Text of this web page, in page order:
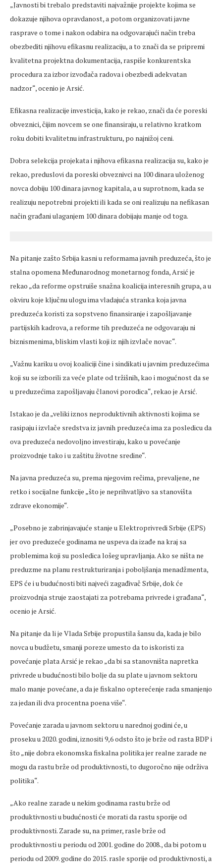
„Javnosti bi trebalo predstaviti najvažnije projekte kojima se
dokazuje njihova opravdanost, a potom organizovati javne
rasprave o tome i nakon odabira na odgovarajući način treba
obezbediti njihovu efikasnu realizaciju, a to znači da se pripremi
kvalitetna projektna dokumentacija, raspiše konkurentska
procedura za izbor izvođača radova i obezbedi adekvatan
nadzor“, ocenio je Arsić.
Efikasna realizacije investicija, kako je rekao, znači da će poreski
obveznici, čijim novcem se one finansiraju, u relativno kratkom
roku dobiti kvalitetnu infrastrukturu, po najnižoj ceni.
Dobra selekcija projekata i njihova efikasna realizacija su, kako je
rekao, preduslovi da poreski obveznivci na 100 dinara uloženog
novca dobiju 100 dinara javnog kapitala, a u suprotnom, kada se
realizuju nepotrebni projekti ili kada se oni realizuju na nefikasan
način građani ulaganjem 100 dinara dobijaju manje od toga.
Na pitanje zašto Srbija kasni u reformama javnih preduzeća, što je
stalna opomena Međunarodnog monetarnog fonda, Arsić je
rekao „da reforme opstruiše snažna koalicija interesnih grupa, a u
okviru koje ključnu ulogu ima vladajuća stranka koja javna
preduzeća koristi za sopstveno finansiranje i zapošljavanje
partijskih kadrova, a reforme tih preduzeća ne odgovaraju ni
biznismenima, bliskim vlasti koji iz njih izvlače novac“.
„Važnu kariku u ovoj koaliciji čine i sindikati u javnim preduzećima
koji su se izborili za veće plate od tržišnih, kao i mogućnost da se
u preduzećima zapošljavaju članovi porodica“, rekao je Arsić.
Istakao je da „veliki iznos neproduktivnih aktivnosti kojima se
rasipaju i izvlače sredstva iz javnih preduzeća ima za posledicu da
ova preduzeća nedovoljno investiraju, kako u povećanje
proizvodnje tako i u zaštitu životne sredine“.
Na javna preduzeća su, prema njegovim rečima, prevaljene, ne
retko i socijalne funkcije „što je neprihvatljivo sa stanovišta
zdrave ekonomije“.
„Posebno je zabrinjavajuće stanje u Elektroprivredi Srbije (EPS)
jer ovo preduzeće godinama ne uspeva da izađe na kraj sa
problemima koji su posledica lošeg upravljanja. Ako se ništa ne
preduzme na planu restrukturiranja i poboljšanja menadžmenta,
EPS će i u budućnosti biti najveći zagađivač Srbije, dok će
proizvodnja struje zaostajati za potrebama privrede i građana“,
ocenio je Arsić.
Na pitanje da li je Vlada Srbije propustila šansu da, kada je bilo
novca u budžetu, smanji poreze umesto da to iskoristi za
povećanje plata Arsić je rekao „da bi sa stanovništa napretka
privrede u budućnosti bilo bolje da su plate u javnom sektoru
malo manje povećane, a da je fiskalno opterećenje rada smanjenjo
za jedan ili dva procentna poena više“.
Povećanje zarada u javnom sektoru u narednoj godini će, u
proseku u 2020. godini, iznositi 9,6 odsto što je brže od rasta BDP i
što „nije dobra ekonomska fiskalna politika jer realne zarade ne
mogu da rastu brže od produktivnosti, to dugoročno nije održiva
politika“.
„Ako realne zarade u nekim godinama rastu brže od
produktivnosti u budućnosti će morati da rastu sporije od
produktivnosti. Zarade su, na primer, rasle brže od
produktivnosti u periodu od 2001. godine do 2008., da bi potom u
periodu od 2009. godine do 2015. rasle sporije od produktivnosti, a